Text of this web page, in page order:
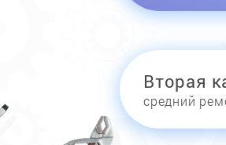
Вторая
средний